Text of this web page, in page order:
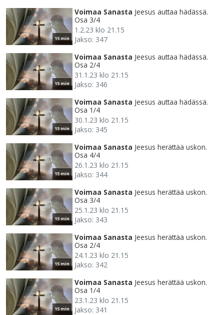
15 min
Voimaa Sanasta Jeesus auttaa hädässä.
Osa 3/4
1.2.23 klo 21.15
Jakso: 347
15 min
Voimaa Sanasta Jeesus auttaa hädässä.
Osa 2/4
31.1.23 klo 21.15
Jakso: 346
15 min
Voimaa Sanasta Jeesus auttaa hädässä.
Osa 1/4
30.1.23 klo 21.15
Jakso: 345
15 min
Voimaa Sanasta Jeesus herättää uskon.
Osa 4/4
26.1.23 klo 21.15
Jakso: 344
15 min
Voimaa Sanasta Jeesus herättää uskon.
Osa 3/4
25.1.23 klo 21.15
Jakso: 343
15 min
Voimaa Sanasta Jeesus herättää uskon.
Osa 2/4
24.1.23 klo 21.15
Jakso: 342
15 min
Voimaa Sanasta Jeesus herättää uskon.
Osa 1/4
23.1.23 klo 21.15
Jakso: 341